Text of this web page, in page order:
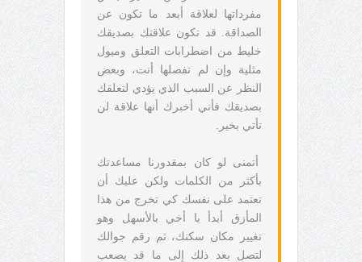
مفرداتها لعلاقة أبعد ما تكون عن
الصداقة.
قد تكون علاقتك بصديقك
خليط من اضطرابات التعلق وميول
مثلية وإن لم تفصلها أنت، وبعض
النظر عن السبب الذي يؤدي لتعلقك
بصديقك فأني أخبرك أنها علاقة لن
تأتي بخير.
أتمنى لو كان بمقدورنا مساعدتك
بأكثر من الكلمات ولكن عليك أن
تعتمد على نفسك كي تخرج من هذا
المأزق أبدأ يا أخي بالأسهل وهو
تغيير مكان سكنك، ثم رقم جوالك
لتصل بعد ذلك إلى ما قد يصعب